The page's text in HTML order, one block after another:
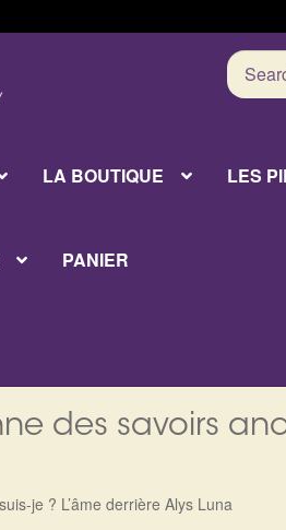
Search
for:
LA BOUTIQUE LES
PANIER
des savoirs
je ? L’âme derrière Alys Luna